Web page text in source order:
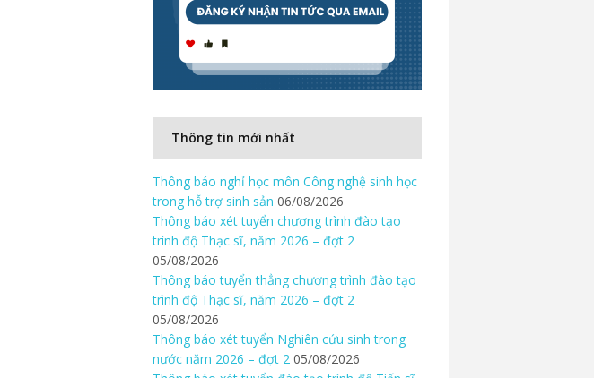
Thông tin mới nhất
Thông báo nghỉ học môn Công nghệ sinh học
trong hỗ trợ sinh sản 06/08/2026
Thông báo xét tuyển chương trình đào tạo
trình độ Thạc sĩ, năm 2026 – đợt 2
05/08/2026
Thông báo tuyển thẳng chương trình đào tạo
trình độ Thạc sĩ, năm 2026 – đợt 2
05/08/2026
Thông báo xét tuyển Nghiên cứu sinh trong
nước năm 2026 – đợt 2 05/08/2026